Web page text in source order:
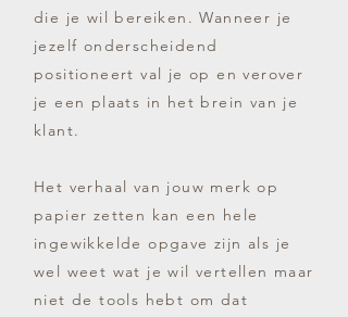
die je wil bereiken. Wanneer je
jezelf onderscheidend
positioneert val je op en verover
je een plaats in het brein van je
klant.
Het verhaal van jouw merk op
papier zetten kan een hele
ingewikkelde opgave zijn als je
wel weet wat je wil vertellen maar
niet de tools hebt om dat